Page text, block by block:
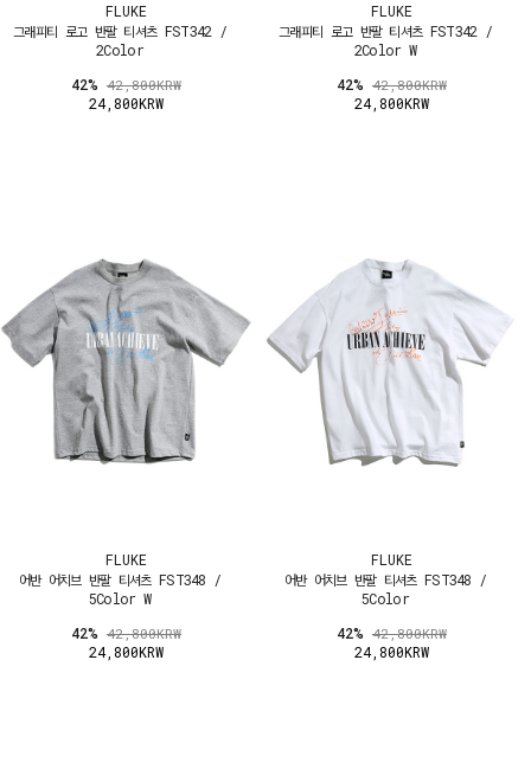
FLUKE
그래피티 로고 반팔 티셔츠 FST342 /
2Color
42% 42,800KRW
24,800KRW
FLUKE
그래피티 로고 반팔 티셔츠 FST342 /
2Color W
42% 42,800KRW
24,800KRW
FLUKE
어반 어치브 반팔 티셔츠 FST348 /
5Color W
42% 42,800KRW
24,800KRW
FLUKE
어반 어치브 반팔 티셔츠 FST348 /
5Color
42% 42,800KRW
24,800KRW